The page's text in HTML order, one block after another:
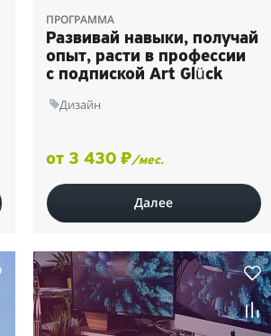
ПРОГРАММА
Развивай навыки, получай
опыт, расти в профессии
с подпиской Art Glück
Дизайн
от 3 430 ₽/мес.
Далее